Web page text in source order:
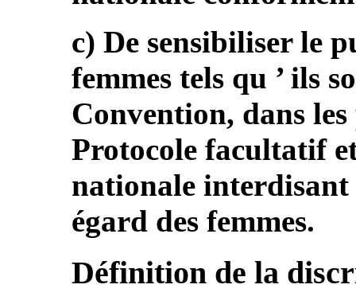
c) De sensibiliser le
femmes tels qu ’ ils
Convention, dans
Protocole facultatif
nationale
égard des femmes.
Définition de la